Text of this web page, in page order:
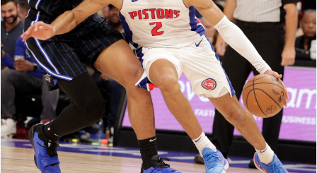
Đặt báo Quảng cáo RSS Tòa soạn Chính sách bảo
Tổng biên tập: Nguyễn Ngọc Toàn
Phó tổng biên tập thường trực: Hải Thành
Phó tổng biên tập: Lâm Hiếu Dũng
Phó tổng biên tập: Trần Việt Hưng
Tổng thư ký tòa soạn: Đức Trung
Giấy phép xuất bản số 110/GP - BTTTT cấp ngày 24.3.2020
© 2003-2026 Bản quyền thuộc về Báo Thanh Niên. Cấm sao
chép dưới mọi hình thức nếu không có sự chấp thuận bằng văn
bản. Phát triển bởi ePi Technologies, JSC.